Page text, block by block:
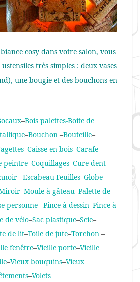
cosy dans votre salon, vous
très simples : deux vases
une bougie et des bouchons en
–Bois palettes-Boite de
–Bouchon –Bouteille–
–Caisse en bois–Carafe–
peintre–Coquillages–Cure dent–
–Escabeau-Feuilles–Globe
–Moule à gâteau–Palette de
personne –Pince à dessin–Pince à
de vélo–Sac plastique–Scie–
de lit–Toile de jute–Torchon –
fenêtre–Vieille porte–Vieille
–Vieux bouquins–Vieux
–Volets